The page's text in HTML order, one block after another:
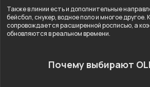
Также в линии есть и дополнительные
бейсбол, снукер, водное поло и многое
сопровождается расширенной росписью, а
обновляются в реальном времени.
Почему выбирают